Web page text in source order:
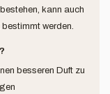
kann auch
werden.
besseren Duft zu